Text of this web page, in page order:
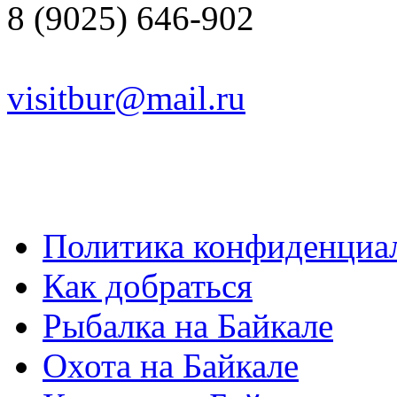
8 (9025) 646-902
visitbur@mail.ru
Политика
Как добраться
Рыбалка на Байкале
Охота на Байкале